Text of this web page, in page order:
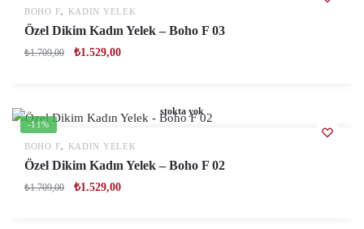
BOHO F, KADIN YELEK
Özel Dikim Kadın Yelek – Boho F 03
₺1.709,00 ₺1.529,00
-11%
stokta yok
BOHO F, KADIN YELEK
Özel Dikim Kadın Yelek – Boho F 02
₺1.709,00 ₺1.529,00